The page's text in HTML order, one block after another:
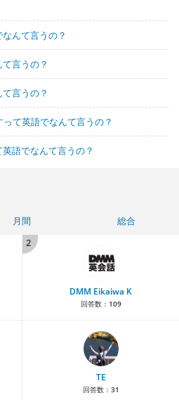
んて言うの？
言うの？
言うの？
て英語でなんて言うの？
語でなんて言うの？
月間
総合
2
DMM Eikaiwa K
回答数： 109
TE
回答数： 31